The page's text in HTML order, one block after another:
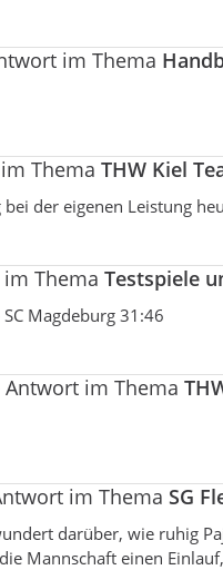
im Thema
Thema THW Kiel
der eigenen Leistung
Thema Testspiele
Magdeburg 31:46
Antwort im Thema
im Thema SG
darüber, wie ruhig
Mannschaft einen